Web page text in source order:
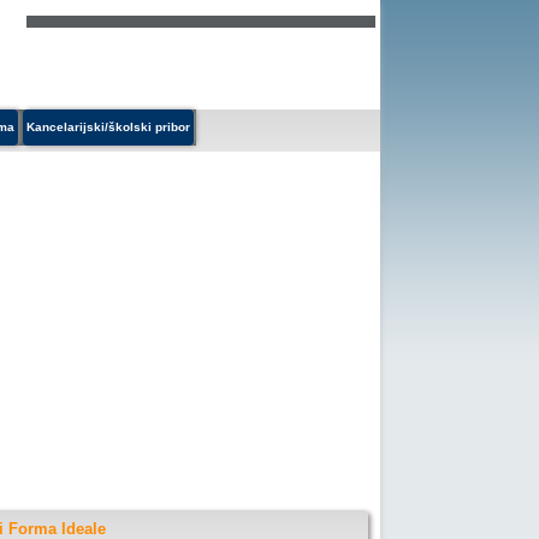
Kancelarijski/školski pribor
Forma Ideale